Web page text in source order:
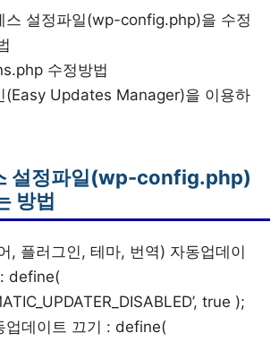
스 설정파일(wp-config.php)을 수정
수정방법
(Easy Updates Manager)을 이용하
설정파일(wp-config.php)
방법
, 플러그인, 테마, 번역) 자동업데이
define(
true );
업데이트 끄기 : define(